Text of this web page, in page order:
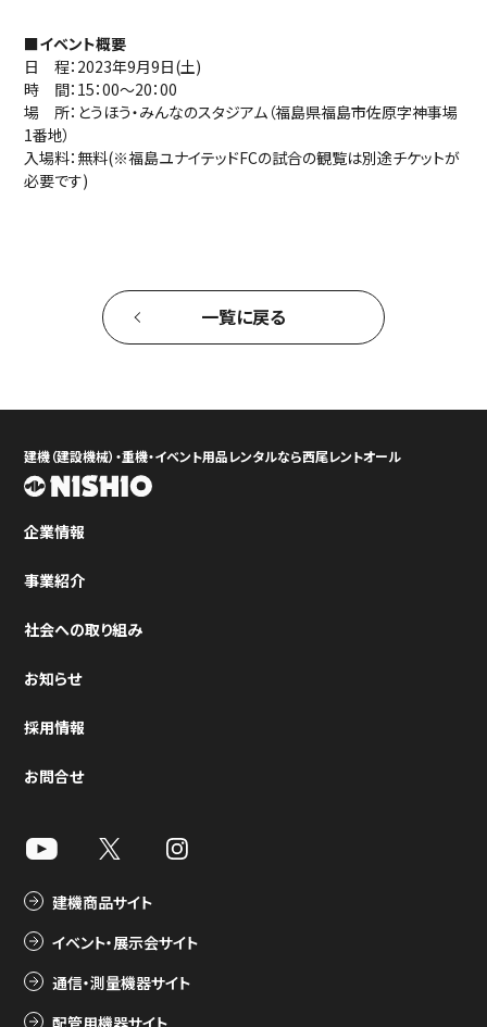
■イベント概要
日 程：2023年9月9日(土)
時 間：15：00～20：00
場 所：とうほう・みんなのスタジアム（福島県福島市佐原字神事場
1番地）
入場料：無料(※福島ユナイテッドFCの試合の観覧は別途チケットが
必要です)
一覧に戻る
建機（建設機械）・重機・イベント用品レンタルなら西尾レントオール
企業情報
事業紹介
社会への取り組み
お知らせ
採用情報
お問合せ
建機商品サイト
イベント・展示会サイト
通信・測量機器サイト